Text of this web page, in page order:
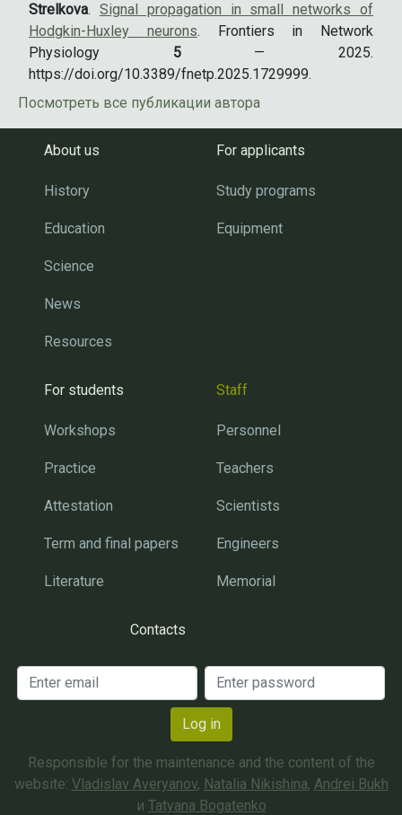
Strelkova. Signal propagation in small networks of
Hodgkin-Huxley neurons. Frontiers in Network
Physiology 5— 2025.
https://doi.org/10.3389/fnetp.2025.1729999.
Посмотреть все публикации автора
About us
History
Education
Science
News
Resources
For applicants
Study programs
Equipment
For students
Workshops
Practice
Attestation
Term and final papers
Literature
Staff
Personnel
Teachers
Scientists
Engineers
Memorial
Contacts
Log in
Responsible for the maintenance and the content of the
website: Vladislav Averyanov, Natalia Nikishina, Andrei Bukh
и Tatyana Bogatenko